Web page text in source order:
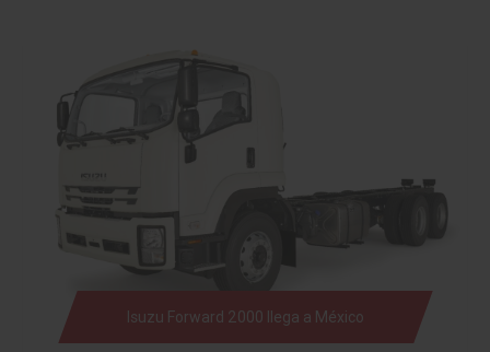
Isuzu Forward 2000 llega a México